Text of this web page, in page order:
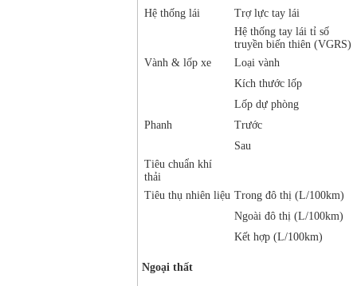
Hệ thống lái
Trợ lực tay lái
Hệ thống tay lái tỉ số
truyền biến thiên (VGRS)
Vành & lốp xe
Loại vành
Kích thước lốp
Lốp dự phòng
Phanh
Trước
Sau
Tiêu chuẩn khí
thải
Tiêu thụ nhiên liệu Trong đô thị (L/100km)
Ngoài đô thị (L/100km)
Kết hợp (L/100km)
Ngoại thất